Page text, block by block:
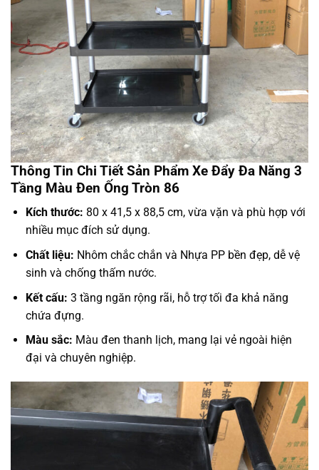
Thông Tin Chi Tiết Sản Phẩm Xe Đẩy Đa Năng 3
Tầng Màu Đen Ống Tròn 86
Kích thước: 80 x 41,5 x 88,5 cm, vừa vặn và phù hợp với
nhiều mục đích sử dụng.
Chất liệu: Nhôm chắc chắn và Nhựa PP bền đẹp, dễ vệ
sinh và chống thấm nước.
Kết cấu: 3 tầng ngăn rộng rãi, hỗ trợ tối đa khả năng
chứa đựng.
Màu sắc: Màu đen thanh lịch, mang lại vẻ ngoài hiện
đại và chuyên nghiệp.